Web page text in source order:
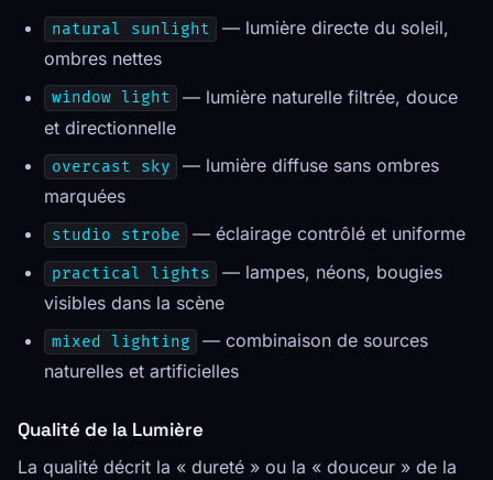
natural sunlight
— lumière directe du soleil,
ombres nettes
window light
— lumière naturelle filtrée, douce
et directionnelle
overcast sky
— lumière diffuse sans ombres
marquées
studio strobe — éclairage contrôlé et uniforme
practical lights
— lampes, néons, bougies
visibles dans la scène
mixed lighting
— combinaison de sources
naturelles et artificielles
Qualité de la Lumière
La qualité décrit la « dureté » ou la « douceur » de la